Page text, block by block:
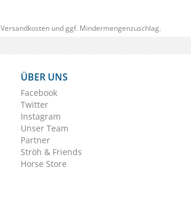
Versandkostenund ggf. Mindermengenzuschlag.
ÜBER UNS
Facebook
Twitter
Instagram
Unser Team
Partner
Ströh & Friends
Horse Store